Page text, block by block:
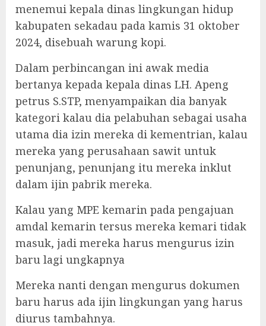
menemui kepala dinas lingkungan hidup
kabupaten sekadau pada kamis 31 oktober
2024, disebuah warung kopi.
Dalam perbincangan ini awak media
bertanya kepada kepala dinas LH. Apeng
petrus S.STP, menyampaikan dia banyak
kategori kalau dia pelabuhan sebagai usaha
utama dia izin mereka di kementrian, kalau
mereka yang perusahaan sawit untuk
penunjang, penunjang itu mereka inklut
dalam ijin pabrik mereka.
Kalau yang MPE kemarin pada pengajuan
amdal kemarin tersus mereka kemari tidak
masuk, jadi mereka harus mengurus izin
baru lagi ungkapnya
Mereka nanti dengan mengurus dokumen
baru harus ada ijin lingkungan yang harus
diurus tambahnya.